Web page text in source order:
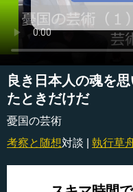
良き日本人の魂を
たときだけだ
憂国の芸術
考察と随想対談 | 執行草